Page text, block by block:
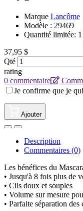
Marque Lancôme
Modèle : 29469
Quantité limitée: 1
37,95 $
Qté
rating
0 commentaire
Je confirme que je
Ajouter
Description
Commentaires (0)
Les bénéfices du
• Jusqu'à 8 fois plus de
• Cils doux et souples
• Volume sur mesure
• Parfaite séparation